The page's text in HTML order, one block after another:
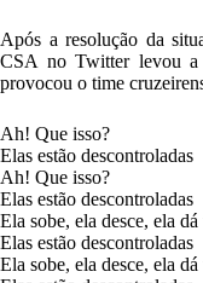
Após a resolução da
CSA no Twitter levou a
provocou o time
Ah! Que isso?
Elas estão descontroladas
Ah! Que isso?
Elas estão descontroladas
Ela sobe, ela desce, ela
Elas estão descontroladas
Ela sobe, ela desce, ela